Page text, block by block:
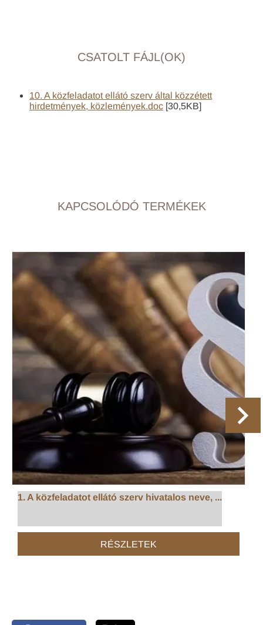
CSATOLT FÁJL(OK)
10. A közfeladatot ellátó szerv által közzétett
hirdetmények, közlemények.doc [30,5KB]
KAPCSOLÓDÓ TERMÉKEK
1. A közfeladatot ellátó szerv hivatalos neve, ...
RÉSZLETEK